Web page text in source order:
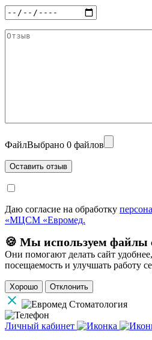
ФайлВыбрано 0 файлов
Даю согласие на обработку
«МЦСМ «Евромед.
🍪 Мы используем файлы
Они помогают делать сайт
посещаемость и улучшать работу
Хорошо Отклонить
Личный кабинет